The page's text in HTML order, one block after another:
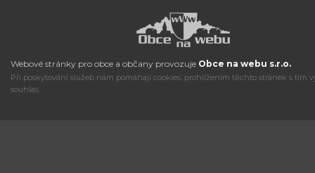
Webové stránky pro obce a občany provozuje Obce na webu s.r.o.
Při poskytování služeb nám pomáhají cookies, prohlížením těchto stránek s tím
souhlas.